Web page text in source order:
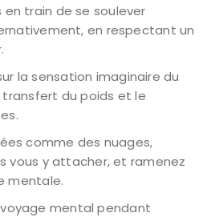
en train de se soulever
en respectant un
la sensation imaginaire du
du poids et le
comme des nuages,
vous y attacher, et ramenez
mentale.
mental pendant